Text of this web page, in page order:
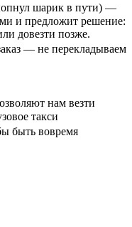
шарик в пути) —
и предложит решение:
довезти позже.
— не перекладываем
нам везти
такси
быть вовремя